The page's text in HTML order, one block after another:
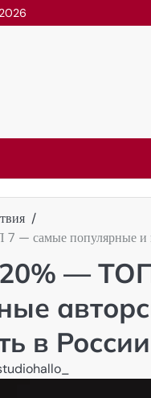
самые популярные и
—
в России